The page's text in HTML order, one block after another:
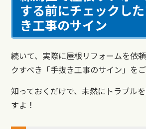
する前にチェックし
き工事のサイン
続いて、実際に屋根リフォームを依
クすべき「手抜き工事のサイン」をご
知っておくだけで、未然にトラブル
すよ！